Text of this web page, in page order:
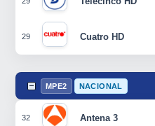
29 Cuatro HD
MPE2 NACIONAL
32 Antena 3